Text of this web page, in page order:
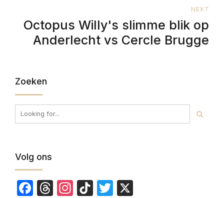
NEXT
Octopus Willy's slimme blik op
Anderlecht vs Cercle Brugge
Zoeken
Volg ons
Facebook
Threads
Instagram
TikTokTwitter